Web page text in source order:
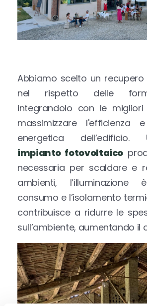
Abbiamo scelto un recupero
nel rispetto delle
integrandolo con le migliori
massimizzare l'efficienza
energetica
impianto fotovoltaico
necessaria per scaldare e
ambienti,
consumo e l’isolamento
contribuisce a ridurre le
sull’ambiente, aumentando il